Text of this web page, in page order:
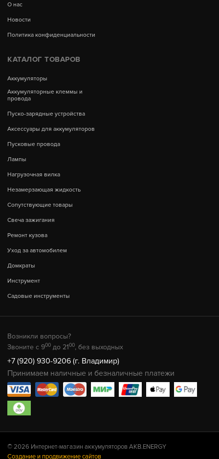
О нас
Новости
Политика конфиденциальности
КАТАЛОГ ТОВАРОВ
Аккумуляторы
Аккумуляторные клеммы и
провода
Пуско-зарядные устройства
Аксессуары для аккумуляторов
Пусковые провода
Лампы
Нагрузочная вилка
Незамерзающая жидкость
Сопутствующие товары
Свеча зажигания
Ремонт кузова
Уход за автомобилем
Домкраты
Инструмент
Садовые инструменты
Возникли вопросы?
Звоните с 900 до 2100, без выходных
+7 (920) 930-9206 (г. Владимир)
Принимаем наличные и безналичные платежи
© 2026 Интернет-магазин аккумуляторов AKB.ENERGY
Создание и продвижение сайтов